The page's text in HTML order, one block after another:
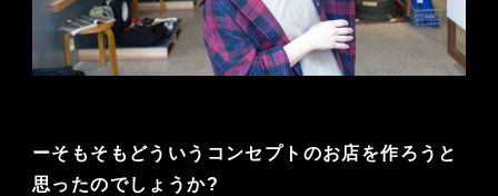
ーそもそもどういうコンセプトのお店を作ろうと
思ったのでしょうか?